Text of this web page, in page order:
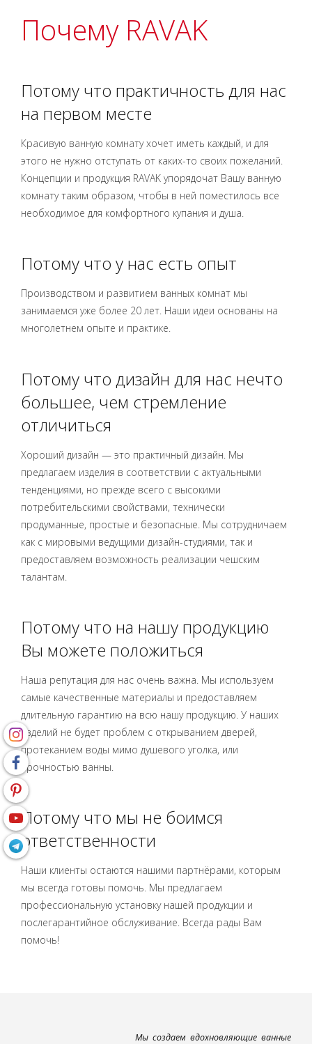
Почему RAVAK
Потому что практичность для нас
на первом месте
Красивую ванную комнату хочет иметь каждый, и для
этого не нужно отступать от каких-то своих пожеланий.
Концепции и продукция RAVAK упорядочат Вашу ванную
комнату таким образом, чтобы в ней поместилось все
необходимое для комфортного купания и душа.
Потому что у нас есть опыт
Производством и развитием ванных комнат мы
занимаемся уже более 20 лет. Наши идеи основаны на
многолетнем опыте и практике.
Потому что дизайн для нас нечто
большее, чем стремление
отличиться
Хороший дизайн — это практичный дизайн. Мы
предлагаем изделия в соответствии с актуальными
тенденциями, но прежде всего с высокими
потребительскими свойствами, технически
продуманные, простые и безопасные. Мы сотрудничаем
как с мировыми ведущими дизайн-студиями, так и
предоставляем возможность реализации чешским
талантам.
Потому что на нашу продукцию
Вы можете положиться
Наша репутация для нас очень важна. Мы используем
самые качественные материалы и предоставляем
длительную гарантию на всю нашу продукцию. У наших
изделий не будет проблем с открыванием дверей,
протеканием воды мимо душевого уголка, или
прочностью ванны.
Потому что мы не боимся
ответственности
Наши клиенты остаются нашими партнёрами, которым
мы всегда готовы помочь. Мы предлагаем
профессиональную установку нашей продукции и
послегарантийное обслуживание. Всегда рады Вам
помочь!
Мы создаем вдохновляющие ванные